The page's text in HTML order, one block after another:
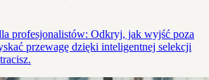
profesjonalistów: Odkryj, jak wyjść poza
przewagę dzięki inteligentnej selekcji